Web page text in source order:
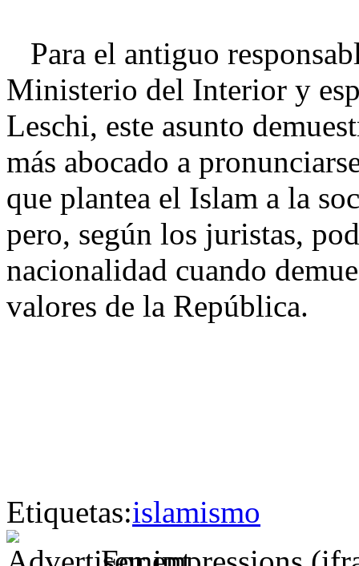
Para el antiguo
Ministerio del Interior y
Leschi, este asunto
más abocado a
que plantea el Islam a la
pero, según los juristas,
nacionalidad cuando
valores de la República.
Etiquetas:islamismo